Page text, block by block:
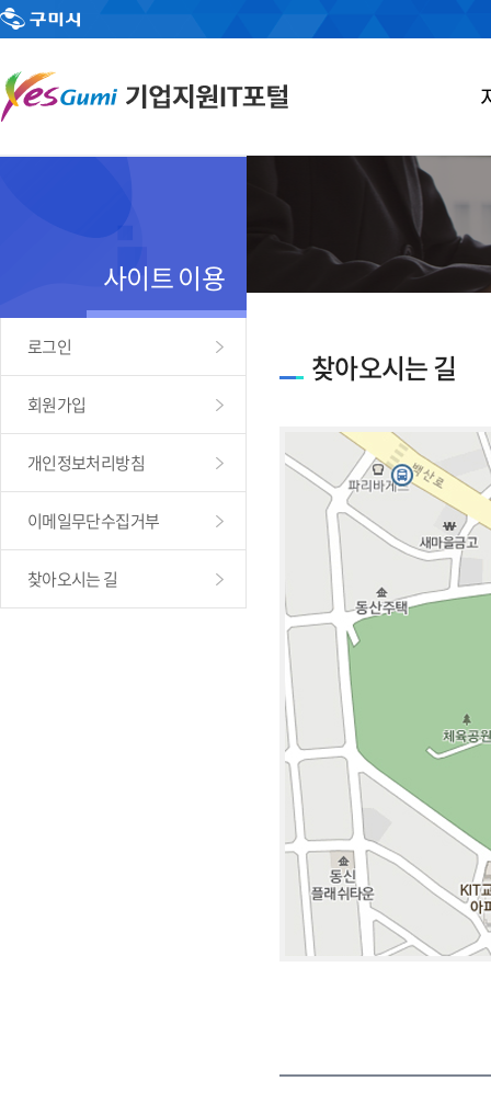
사이트 이용
로그인
회원가입
개인정보처리방침
이메일무단수집거부
찾아오시는 길
찾아오시는 길